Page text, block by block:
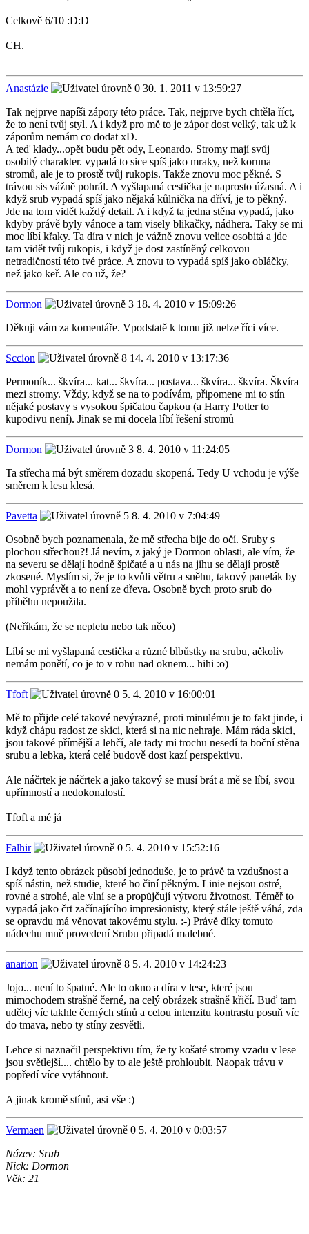
Celkově 6/10 :D:D
CH.
Anastázie
30. 1. 2011 v 13:59:27
Tak nejprve napíši zápory této práce. Tak, nejprve bych chtěla říct,
že to není tvůj styl. A i když pro mě to je zápor dost velký, tak už k
záporům nemám co dodat xD.
A teď klady...opět budu pět ody, Leonardo. Stromy mají svůj
osobitý charakter. vypadá to sice spíš jako mraky, než koruna
stromů, ale je to prostě tvůj rukopis. Takže znovu moc pěkné. S
trávou sis vážně pohrál. A vyšlapaná cestička je naprosto úžasná. A i
když srub vypadá spíš jako nějaká kůlnička na dříví, je to pěkný.
Jde na tom vidět každý detail. A i když ta jedna stěna vypadá, jako
kdyby právě byly vánoce a tam visely blikačky, nádhera. Taky se mi
moc líbí křaky. Ta díra v nich je vážně znovu velice osobitá a jde
tam vidět tvůj rukopis, i když je dost zastíněný celkovou
netradičností této tvé práce. A znovu to vypadá spíš jako obláčky,
než jako keř. Ale co už, že?
Dormon
18. 4. 2010 v 15:09:26
Děkuji vám za komentáře. Vpodstatě k tomu již nelze říci více.
Sccion
14. 4. 2010 v 13:17:36
Permoník... škvíra... kat... škvíra... postava... škvíra... škvíra. Škvíra
mezi stromy. Vždy, když se na to podívám, připomene mi to stín
nějaké postavy s vysokou špičatou čapkou (a Harry Potter to
kupodivu není). Jinak se mi docela líbí řešení stromů
Dormon
8. 4. 2010 v 11:24:05
Ta střecha má být směrem dozadu skopená. Tedy U vchodu je výše
směrem k lesu klesá.
Pavetta
8. 4. 2010 v 7:04:49
Osobně bych poznamenala, že mě střecha bije do očí. Sruby s
plochou střechou?! Já nevím, z jaký je Dormon oblasti, ale vím, že
na severu se dělají hodně špičaté a u nás na jihu se dělají prostě
zkosené. Myslím si, že je to kvůli větru a sněhu, takový panelák by
mohl vyprávět a to není ze dřeva. Osobně bych proto srub do
příběhu nepoužila.
(Neříkám, že se nepletu nebo tak něco)
Líbí se mi vyšlapaná cestička a různé blbůstky na srubu, ačkoliv
nemám ponětí, co je to v rohu nad oknem... hihi :o)
Tfoft
5. 4. 2010 v 16:00:01
Mě to přijde celé takové nevýrazné, proti minulému je to fakt jinde, i
když chápu radost ze skici, která si na nic nehraje. Mám ráda skici,
jsou takové přímější a lehčí, ale tady mi trochu nesedí ta boční stěna
srubu a lebka, která celé budově dost kazí perspektivu.
Ale náčrtek je náčrtek a jako takový se musí brát a mě se líbí, svou
upřímností a nedokonalostí.
Tfoft a mé já
Falhir
5. 4. 2010 v 15:52:16
I když tento obrázek působí jednoduše, je to právě ta vzdušnost a
spíš nástin, než studie, které ho činí pěkným. Linie nejsou ostré,
rovné a strohé, ale vlní se a propůjčují výtvoru životnost. Téměř to
vypadá jako črt začínajícího impresionisty, který stále ještě váhá, zda
se opravdu má věnovat takovému stylu. :-) Právě díky tomuto
nádechu mně provedení Srubu připadá malebné.
anarion
5. 4. 2010 v 14:24:23
Jojo... není to špatné. Ale to okno a díra v lese, které jsou
mimochodem strašně černé, na celý obrázek strašně křičí. Buď tam
udělej víc takhle černých stínů a celou intenzitu kontrastu posuň víc
do tmava, nebo ty stíny zesvětli.
Lehce si naznačil perspektivu tím, že ty košaté stromy vzadu v lese
jsou světlejší.... chtělo by to ale ještě prohloubit. Naopak trávu v
popředí více vytáhnout.
A jinak kromě stínů, asi vše :)
Vermaen
5. 4. 2010 v 0:03:57
Název: Srub
Nick: Dormon
Věk: 21